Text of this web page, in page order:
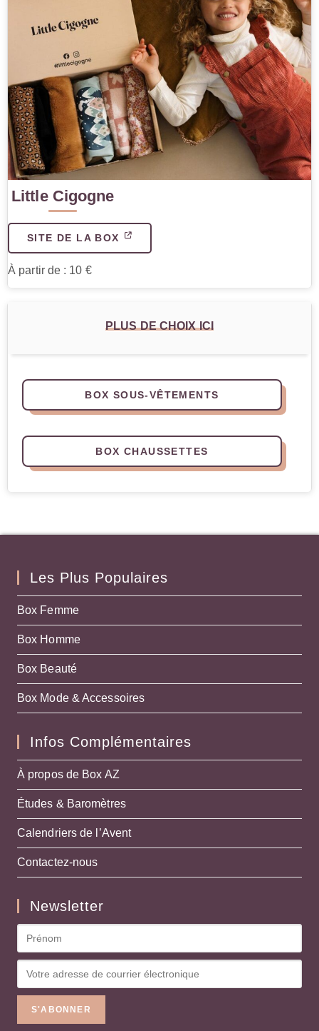
Little Cigogne
SITE DE LA BOX
À partir de : 10 €
PLUS DE CHOIX ICI
BOX SOUS-VÊTEMENTS
BOX CHAUSSETTES
Les Plus Populaires
Box Femme
Box Homme
Box Beauté
Box Mode & Accessoires
Infos Complémentaires
À propos de Box AZ
Études & Baromètres
Calendriers de l’Avent
Contactez-nous
Newsletter